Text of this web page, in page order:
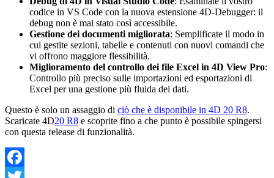
codice in VS Code con la nuova estensione 4D-Debugger: il
debug non è mai stato così accessibile.
Gestione dei documenti migliorata: Semplificate il modo in
cui gestite sezioni, tabelle e contenuti con nuovi comandi che
vi offrono maggiore flessibilità.
Miglioramento del controllo dei file Excel in 4D View Pro:
Controllo più preciso sulle importazioni ed esportazioni di
Excel per una gestione più fluida dei dati.
Questo è solo un assaggio di ciò che è disponibile in 4D 20 R8.
Scaricate 4D20 R8 e scoprite fino a che punto è possibile spingersi
con questa release di funzionalità.